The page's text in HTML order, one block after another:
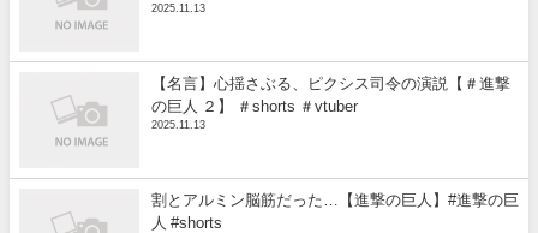
2025.11.13
【名言】心揺さぶる、ピクシス司令の演説【＃進撃
の巨人 ２】 ＃shorts ＃vtuber
2025.11.13
割とアルミン脳筋だった…【進撃の巨人】#進撃の巨
人 #shorts